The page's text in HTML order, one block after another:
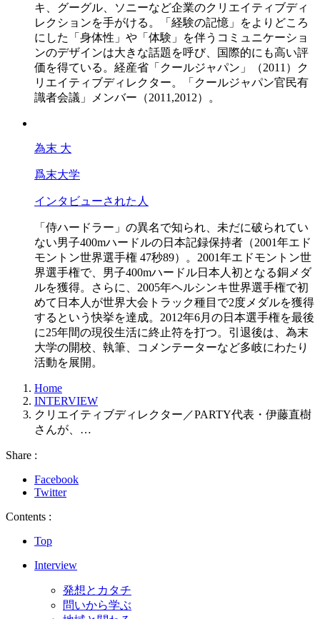
キ、グーグル、ソニーなど企業のクリエイティブディ
レクションを手がける。「経験の記憶」をよりどころ
にした「身体性」や「体験」を伴うコミュニケーショ
ンのデザインは大きな話題を呼び、国際的にも高い評
価を得ている。経産省「クールジャパン」（2011）ク
リエイティブディレクター。「クールジャパン官民有
識者会議」メンバー（2011,2012）。
為末 大
爲末大学
インタビューされた人
「侍ハードラー」の異名で知られ、未だに破られてい
ない男子400mハードルの日本記録保持者（2001年エド
モントン世界選手権 47秒89）。2001年エドモントン世
界選手権で、男子400mハードル日本人初となる銅メダ
ルを獲得。さらに、2005年ヘルシンキ世界選手権で初
めて日本人が世界大会トラック種目で2度メダルを獲得
するという快挙を達成。2012年6月の日本選手権を最後
に25年間の現役生活に終止符を打つ。引退後は、為末
大学の開校、執筆、コメンテーターなど多岐にわたり
活動を展開。
Home
INTERVIEW
クリエイティブディレクター／PARTY代表・伊藤直樹
さんが、…
Share :
Facebook
Twitter
Contents :
Top
Interview
発想とカタチ
問いから学ぶ